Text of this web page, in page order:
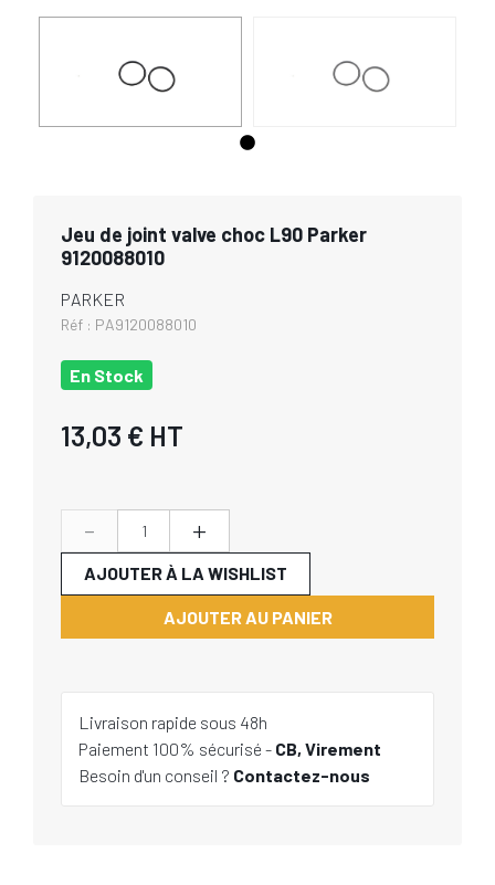
Jeu de joint valve choc L90 Parker
9120088010
PARKER
Réf : PA9120088010
En Stock
13,03 € HT
- +
AJOUTER AU PANIER
AJOUTER À LA WISHLIST
Livraison rapide sous 48h
Paiement 100% sécurisé - CB, Virement
Besoin d'un conseil ? Contactez-nous